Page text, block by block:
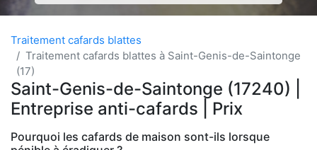
Traitement cafards blattes
Traitement cafards blattes à Saint-Genis-de-Saintonge
(17)
Saint-Genis-de-Saintonge (17240) |
Entreprise anti-cafards | Prix
Pourquoi les cafards de maison sont-ils lorsque